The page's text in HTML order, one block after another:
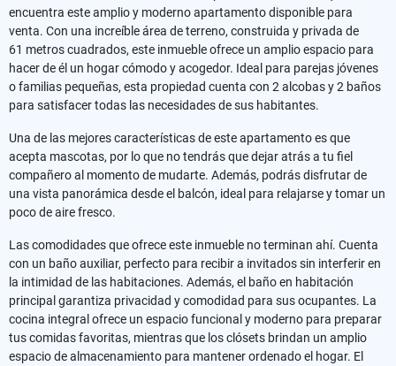
encuentra este amplio y moderno apartamento disponible para
venta. Con una increíble área de terreno, construida y privada de
61 metros cuadrados, este inmueble ofrece un amplio espacio para
hacer de él un hogar cómodo y acogedor. Ideal para parejas jóvenes
o familias pequeñas, esta propiedad cuenta con 2 alcobas y 2 baños
para satisfacer todas las necesidades de sus habitantes.
Una de las mejores características de este apartamento es que
acepta mascotas, por lo que no tendrás que dejar atrás a tu fiel
compañero al momento de mudarte. Además, podrás disfrutar de
una vista panorámica desde el balcón, ideal para relajarse y tomar un
poco de aire fresco.
Las comodidades que ofrece este inmueble no terminan ahí. Cuenta
con un baño auxiliar, perfecto para recibir a invitados sin interferir en
la intimidad de las habitaciones. Además, el baño en habitación
principal garantiza privacidad y comodidad para sus ocupantes. La
cocina integral ofrece un espacio funcional y moderno para preparar
tus comidas favoritas, mientras que los clósets brindan un amplio
espacio de almacenamiento para mantener ordenado el hogar. El